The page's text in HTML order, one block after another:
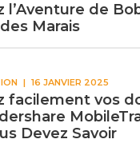
l’Aventure de
Marais
| 16 JANVIER 2025
facilement vos
Devez Savoir